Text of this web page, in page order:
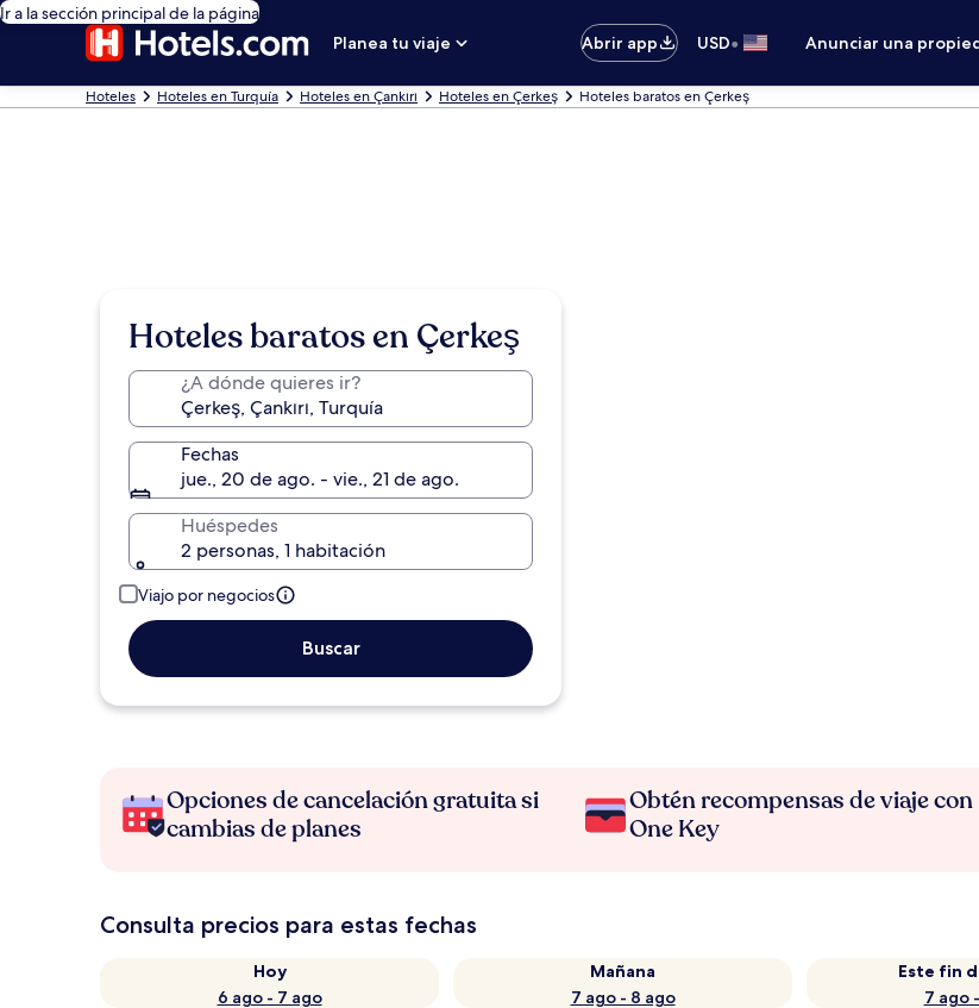
Ir a la sección principal de la página
Planea tu viaje
Abrir app USD• Anunciar una
Hoteles Hoteles en Turquía Hoteles en Çankırı Hoteles en Çerkeş Hoteles baratos en Çerkeş
Hoteles baratos en Çerkeş
¿A dónde quieres ir?
Fechas
jue., 20 de ago. - vie., 21 de ago.
Huéspedes
2 personas, 1 habitación
Viajo por negocios
Buscar
Opciones de cancelación gratuita si
cambias de planes
Obtén recompensas de viaje con
One Key
Consulta precios para estas fechas
Hoy
6 ago - 7 ago
Mañana
7 ago - 8 ago
Este fin
7 ago